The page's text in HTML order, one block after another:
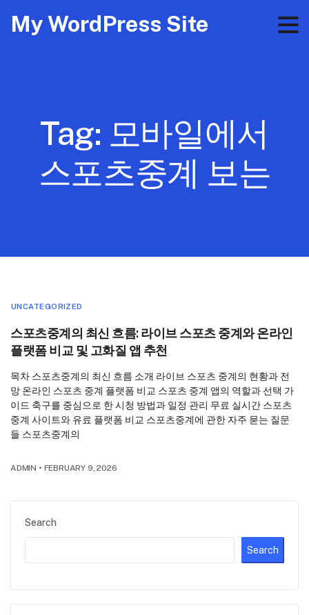
My WordPress Site
Tag: 모바일에서
스포츠중계 보는
Search
Search
UNCATEGORIZED
스포츠중계의 최신 흐름: 라이브 스포츠 중계와 온라인
플랫폼 비교 및 고화질 앱 추천
목차 스포츠중계의 최신 흐름 소개 라이브 스포츠 중계의 현황과 전
망 온라인 스포츠 중계 플랫폼 비교 스포츠 중계 앱의 역할과 선택 가
이드 축구를 중심으로 한 시청 방법과 일정 관리 무료 실시간 스포츠
중계 사이트와 유료 플랫폼 비교 스포츠중계에 관한 자주 묻는 질문
들 스포츠중계의
ADMIN • FEBRUARY 9, 2026